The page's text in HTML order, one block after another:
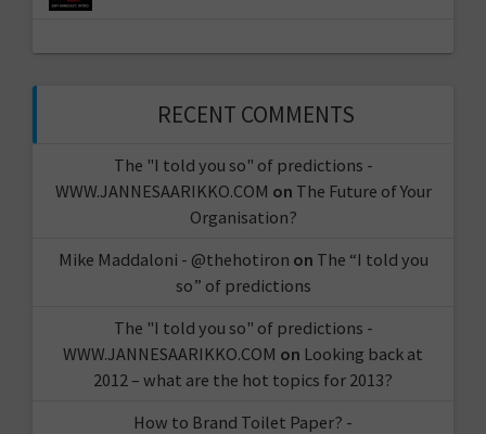
RECENT COMMENTS
The "I told you so" of predictions -
WWW.JANNESAARIKKO.COM on The Future of Your
Organisation?
Mike Maddaloni - @thehotiron on The “I told you
so” of predictions
The "I told you so" of predictions -
WWW.JANNESAARIKKO.COM on Looking back at
2012 – what are the hot topics for 2013?
How to Brand Toilet Paper? -